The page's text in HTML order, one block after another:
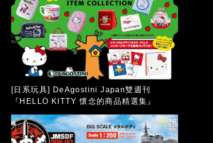
[日系玩具] DeAgostini Japan雙週刊
『HELLO KITTY 懷念的商品精選集』